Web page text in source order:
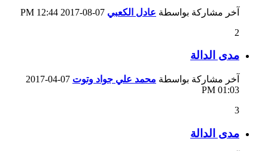
آخر مشاركة بواسطة عادل الكعبي
12:44 PM
2
مدى الدالة
آخر مشاركة بواسطة محمد علي جواد وتوت
01:03 PM
3
مدى الدالة